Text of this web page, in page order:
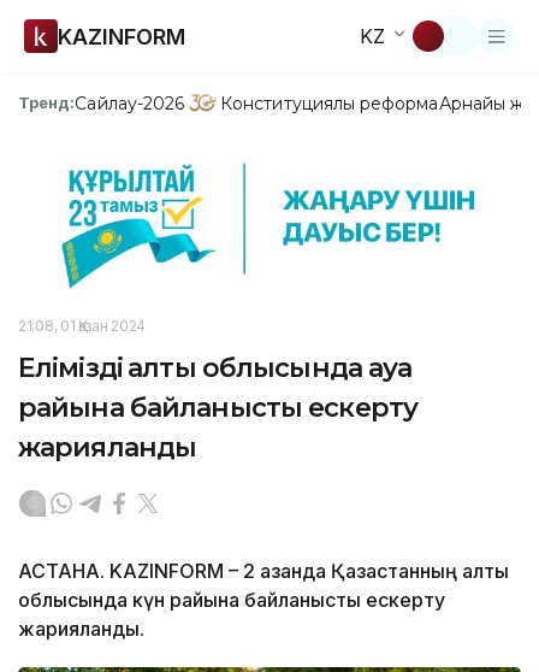
KAZINFORM KZ
Тренд:Сайлау-2026 Конституциялық реформаАрнайы
21:08, 01 Қазан 2024
Еліміздің алты облысында ауа
райына байланысты ескерту
жарияланды
АСТАНА. KAZINFORM – 2 қазанда Қазақстанның алты
облысында күн райына байланысты ескерту
жарияланды.